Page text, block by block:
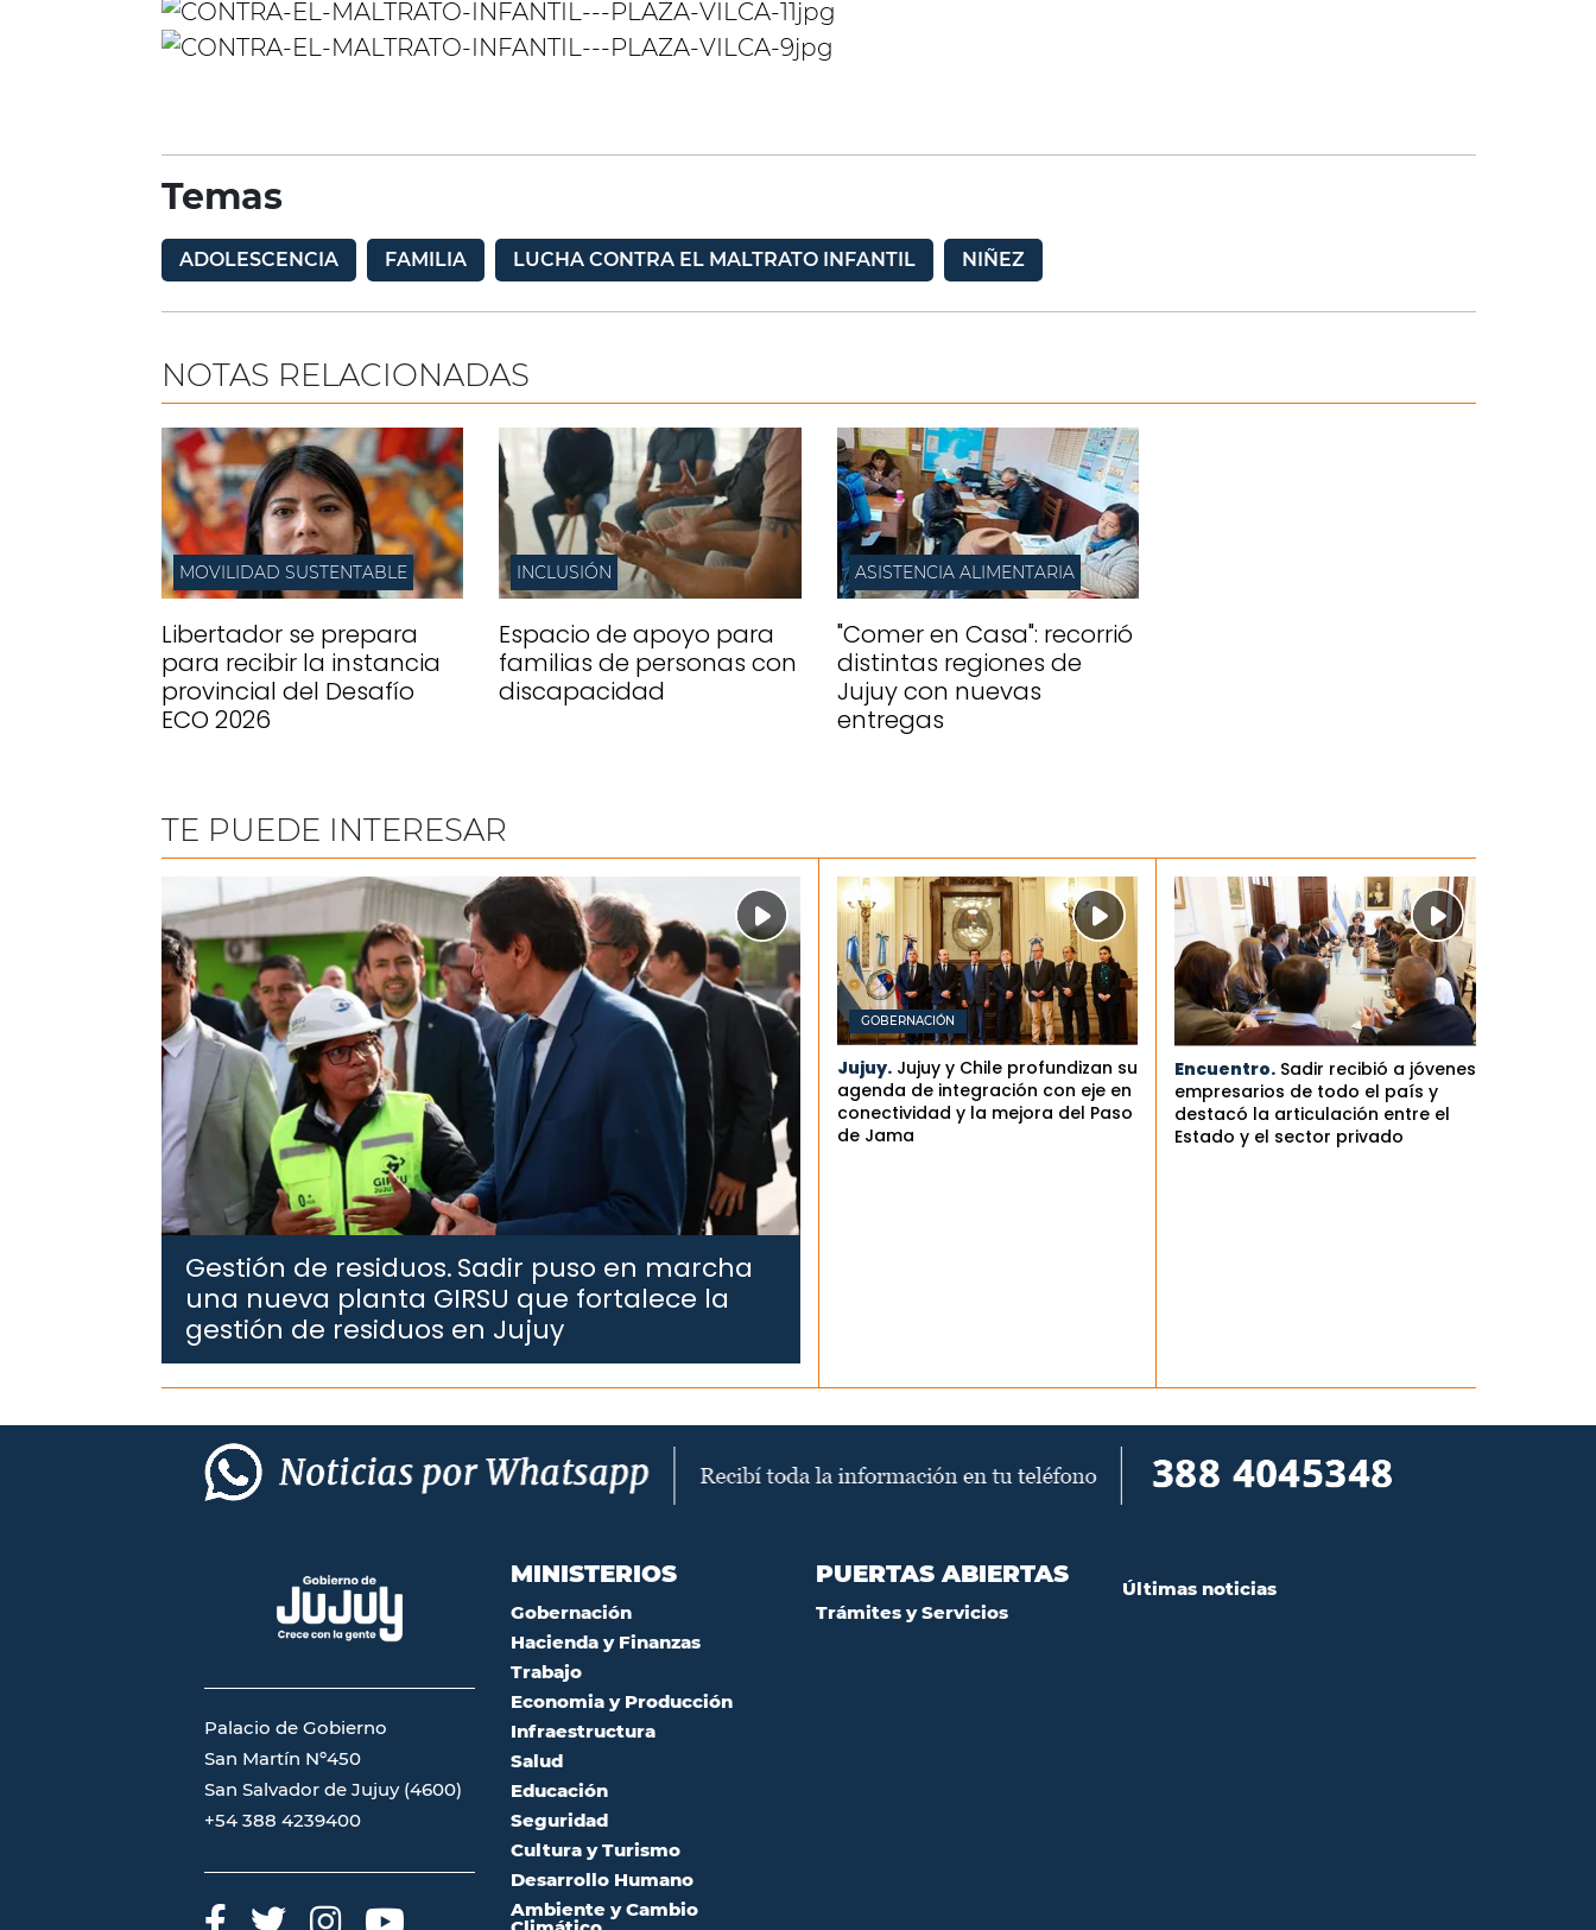
Temas
ADOLESCENCIA FAMILIA LUCHA CONTRA EL MALTRATO INFANTIL NIÑEZ
NOTAS RELACIONADAS
MOVILIDAD SUSTENTABLE
Libertador se prepara
para recibir la instancia
provincial del Desafío
ECO 2026
INCLUSIÓN
Espacio de apoyo para
familias de personas con
discapacidad
ASISTENCIA ALIMENTARIA
"Comer en Casa": recorrió
distintas regiones de
Jujuy con nuevas
entregas
TE PUEDE INTERESAR
Gestión de residuos.Sadir puso en marcha
una nueva planta GIRSU que fortalece la
gestión de residuos en Jujuy
GOBERNACIÓN
Jujuy. Jujuy y Chile profundizan su
agenda de integración con eje en
conectividad y la mejora del Paso
de Jama
Encuentro. Sadir recibió a jóvenes
empresarios de todo el país y
destacó la articulación entre el
Estado y el sector privado
Palacio de Gobierno
San Martín Nº450
San Salvador de Jujuy (4600)
+54 388 4239400
MINISTERIOS
Gobernación
Hacienda y Finanzas
Trabajo
Economia y Producción
Infraestructura
Salud
Educación
Seguridad
Cultura y Turismo
Desarrollo Humano
Ambiente y Cambio
PUERTAS ABIERTAS
Trámites y Servicios
Últimas noticias